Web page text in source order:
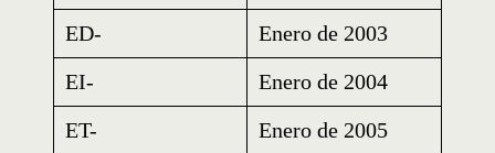
ED-
Enero de 2003
EI-
Enero de 2004
ET-
Enero de 2005